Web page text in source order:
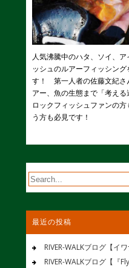
人気沸騰中のハタ、ソイ、
ッシュのルアーフィッシン
す！ 第一人者の佐藤文紀さ
アー、魚の生態まで「考える
ロックフィッシュファンの
う方も必見です！
最近の投稿
RIVER-WALKブログ【イ
RIVER-WALKブログ【『